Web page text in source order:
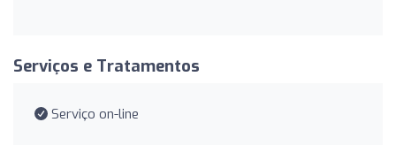
Serviços e Tratamentos
Serviço on-line